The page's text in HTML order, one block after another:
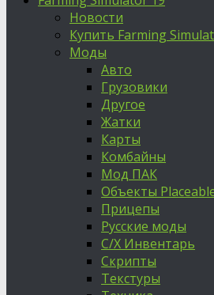
Новости
Купить Farming
Моды
Авто
Грузовики
Другое
Жатки
Карты
Комбайны
Мод ПАК
Объекты
Прицепы
Русские моды
С/Х Инвентарь
Скрипты
Текстуры